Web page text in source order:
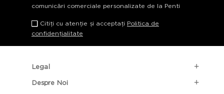
comunicări comerciale personalizate de la Penti
Citiți cu atenție și acceptați Politica de
confidențialitate
Legal
Despre Noi